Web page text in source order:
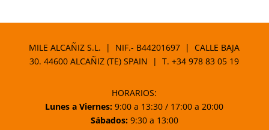
MILE ALCAÑIZ S.L. | NIF.- B44201697 | CALLE BAJA
30. 44600 ALCAÑIZ (TE) SPAIN | T.+34 978 83 05 19
HORARIOS:
Lunes a Viernes: 9:00 a 13:30 / 17:00 a 20:00
Sábados:9:30 a 13:00